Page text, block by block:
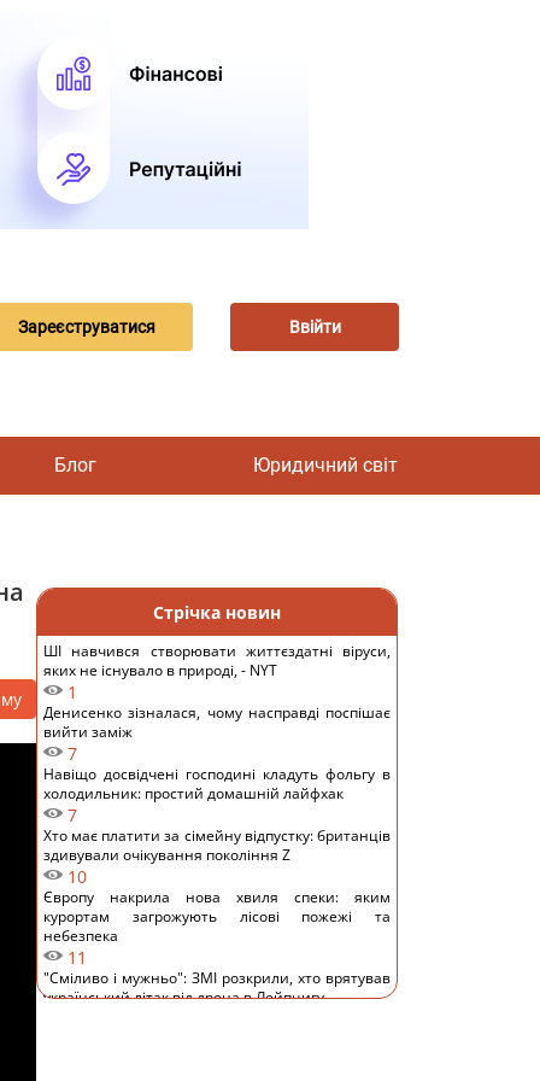
Зареєструватися Ввійти
Блог Юридичний світ
Стрічка новин
ШІ навчився створювати життєздатні віруси,
яких не існувало в природі, - NYT
1
Денисенко зізналася, чому насправді поспішає
вийти заміж
7
Навіщо досвідчені господині кладуть фольгу в
холодильник: простий домашній лайфхак
7
Хто має платити за сімейну відпустку: британців
здивували очікування покоління Z
10
Європу накрила нова хвиля спеки: яким
курортам загрожують лісові пожежі та
небезпека
11
"Сміливо і мужньо": ЗМІ розкрили, хто врятував
український літак від дрона в Лейпцигу